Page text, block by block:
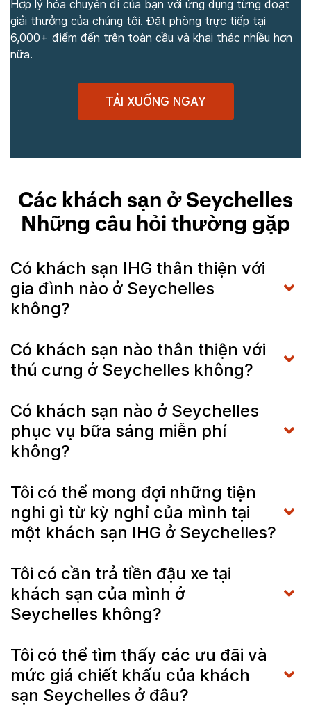
Hợp lý hóa chuyến đi của bạn với ứng dụng từng đoạt
giải thưởng của chúng tôi. Đặt phòng trực tiếp tại
6,000+ điểm đến trên toàn cầu và khai thác nhiều hơn
nữa.
TẢI XUỐNG NGAY
Các khách sạn ở Seychelles
Những câu hỏi thường gặp
Có khách sạn IHG thân thiện với
gia đình nào ở Seychelles
không?
Có khách sạn nào thân thiện với
thú cưng ở Seychelles không?
Có khách sạn nào ở Seychelles
phục vụ bữa sáng miễn phí
không?
Tôi có thể mong đợi những tiện
nghi gì từ kỳ nghỉ của mình tại
một khách sạn IHG ở Seychelles?
Tôi có cần trả tiền đậu xe tại
khách sạn của mình ở
Seychelles không?
Tôi có thể tìm thấy các ưu đãi và
mức giá chiết khấu của khách
sạn Seychelles ở đâu?